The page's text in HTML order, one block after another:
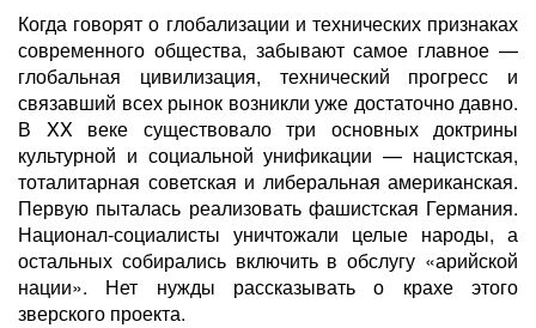
Когда говорят о глобализации и технических признаках
современного общества, забывают самое главное —
глобальная цивилизация, технический прогресс и
связавший всех рынок возникли уже достаточно давно.
В XX веке существовало три основных доктрины
культурной и социальной унификации — нацистская,
тоталитарная советская и либеральная американская.
Первую пыталась реализовать фашистская Германия.
Национал-социалисты уничтожали целые народы, а
остальных собирались включить в обслугу «арийской
нации». Нет нужды рассказывать о крахе этого
зверского проекта.